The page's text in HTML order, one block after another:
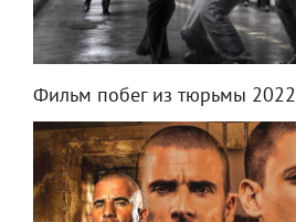
Фильм побег из тюрьмы 2022